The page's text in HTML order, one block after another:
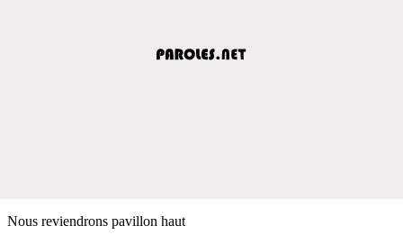
Nous reviendrons pavillon haut